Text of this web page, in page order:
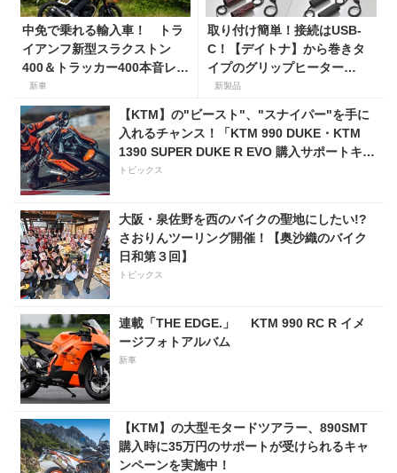
中免で乗れる輸入車！ トラ
イアンフ新型スラクストン
400＆トラッカー400本音レビ
ュー【身長154cmの足着き
は？】
新車
取り付け簡単！接続はUSB-
C！【デイトナ】から巻きタ
イプのグリップヒーター
「HOT GRIP WRAP HEAT」
新製品
【KTM】の"ビースト"、"スナイパー"を手に
入れるチャンス！「KTM 990 DUKE・KTM
1390 SUPER DUKE R EVO 購入サポートキャ
ンペーン」
トピックス
大阪・泉佐野を西のバイクの聖地にしたい!?
さおりんツーリング開催！【奥沙織のバイク
日和第３回】
トピックス
連載「THE EDGE.」 KTM 990 RC R イメ
ージフォトアルバム
新車
【KTM】の大型モタードツアラー、890SMT
購入時に35万円のサポートが受けられるキャ
ンペーンを実施中！